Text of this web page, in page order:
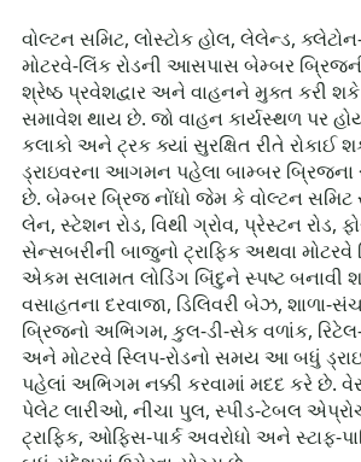
વોલ્ટન સમિટ, લોસ્ટોક હોલ, લેલેન્ડ,
મોટરવે-લિંક રોડની આસપાસ બેમ્બર
શ્રેષ્ઠ પ્રવેશદ્વાર અને વાહનને મુક્ત કરી શકે
સમાવેશ થાય છે. જો વાહન કાર્યસ્થળ પર
કલાકો અને ટ્રક ક્યાં સુરક્ષિત રીતે રોકાઈ
ડ્રાઇવરના આગમન પહેલા બામ્બર
છે. બેમ્બર બ્રિજ નોંધો જેમ કે વોલ્ટન સમિટ
લેન, સ્ટેશન રોડ, વિથી ગ્રોવ, પ્રેસ્ટન રોડ,
સેન્સબરીની બાજુનો ટ્રાફિક અથવા
એકમ સલામત લોડિંગ બિંદુને સ્પષ્ટ બનાવી
વસાહતના દરવાજા, ડિલિવરી બેઝ, શાળા-
બ્રિજનો અભિગમ, કુલ-ડી-સેક વળાંક, રિટેલ-
અને મોટરવે સ્લિપ-રોડનો સમય આ બધું
પહેલાં અભિગમ નક્કી કરવામાં મદદ કરે છે.
પેલેટ લારીઓ, નીચા પુલ, સ્પીડ-ટેબલ
ટ્રાફિક, ઓફિસ-પાર્ક અવરોધો અને સ્ટાફ-